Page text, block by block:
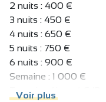
2 nuits : 400 €
3 nuits : 450 €
4 nuits : 650 €
5 nuits : 750 €
6 nuits : 900 €
Semaine : 1 000 €
Taxe de séjour : 1 €
Voir plus